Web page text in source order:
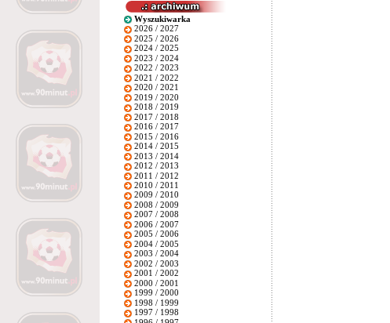
Wyszukiwarka
2026 / 2027
2025 / 2026
2024 / 2025
2023 / 2024
2022 / 2023
2021 / 2022
2020 / 2021
2019 / 2020
2018 / 2019
2017 / 2018
2016 / 2017
2015 / 2016
2014 / 2015
2013 / 2014
2012 / 2013
2011 / 2012
2010 / 2011
2009 / 2010
2008 / 2009
2007 / 2008
2006 / 2007
2005 / 2006
2004 / 2005
2003 / 2004
2002 / 2003
2001 / 2002
2000 / 2001
1999 / 2000
1998 / 1999
1997 / 1998